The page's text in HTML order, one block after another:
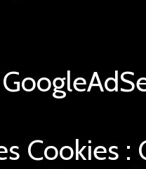
Cookies :